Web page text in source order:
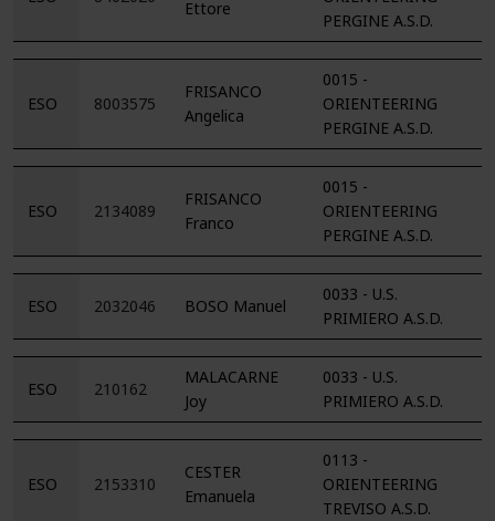
Ettore
PERGINE A.S.D.
ESO 8003575
FRISANCO
Angelica
0015 -
ORIENTEERING
PERGINE A.S.D.
ESO 2134089
FRISANCO
Franco
0015 -
ORIENTEERING
PERGINE A.S.D.
ESO 2032046 BOSO Manuel
0033 - U.S.
PRIMIERO A.S.D.
ESO 210162
MALACARNE
Joy
0033 - U.S.
PRIMIERO A.S.D.
ESO 2153310
CESTER
Emanuela
0113 -
ORIENTEERING
TREVISO A.S.D.